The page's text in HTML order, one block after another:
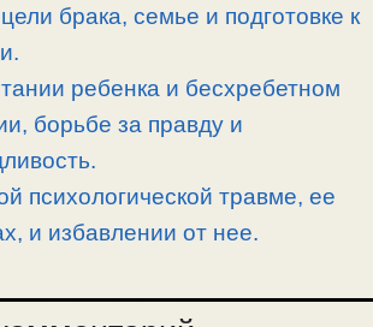
брака, семье и подготовке к
ребенка и бесхребетном
борьбе за правду и
психологической травме, ее
и избавлении от нее.